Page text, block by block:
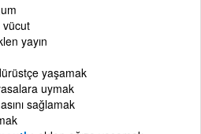
vücut
yayın
yaşamak
uymak
sağlamak